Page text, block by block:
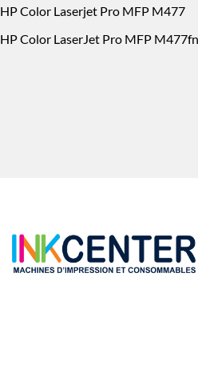
HP Color Laserjet Pro MFP M477
HP Color LaserJet Pro MFP